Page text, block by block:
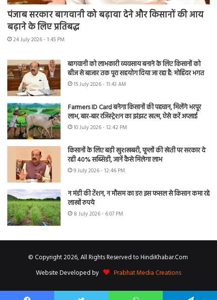
पंजाब सरकार बागवानी को बढ़ावा देने और किसानों की आय
बढ़ाने के लिए प्रतिबद्ध
24 July 2026 - 1:45 PM
बागवानी को लाभकारी व्यवसाय बनाने के लिए किसानों को
बीज से बाजार तक पूरा सहयोग दिया जा रहा है: मोहिंदर भगत
15 July 2026 - 11:43 AM
Farmers ID Card बनेगा किसानों की पहचान, मिलेंगे भरपूर
लाभ, बार-बार रजिस्ट्रेशन का झंझट खत्म, ऐसे करें अप्लाई
10 July 2026 - 12:42 PM
किसानों के लिए बड़ी खुशखबरी, फूलों की खेती पर सरकार दे
रही 40% सब्सिडी, जानें कैसे मिलेगा लाभ
9 July 2026 - 12:46 PM
न मंडी की टेंशन, न मौसम का डर! इस फसल से किसान कमा रहे
लाखों रुपये
8 July 2026 - 6:07 PM
© Copyright 2026, All Rights Reserved to HindiKhabar.Com
Website Developed by
Prabhat Media Creations